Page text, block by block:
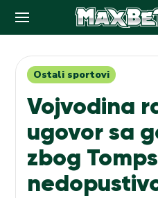
contentOstali sportovi
Vojvodina
ugovor sa
zbog